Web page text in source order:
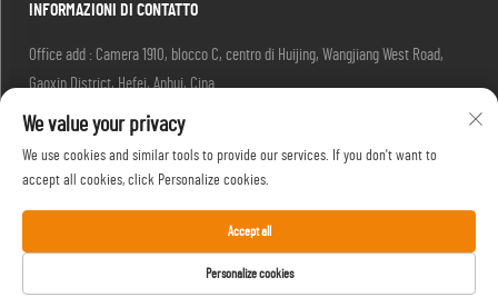
INFORMAZIONI DI CONTATTO
Office add : Camera 1910, blocco C, centro di Huijing, Wangjiang West Road,
Gaoxin District, Hefei, Anhui, Cina
Email:[email protected]
Tel.:13917680554
Copyright © 2024 by Hefei Silentbedding Co., Ltd. Informativa sulla privacy
We value your privacy
We use cookies and similar tools to provide our services. If you don't want to
accept all cookies, click Personalize cookies.
Personalize cookies
Accept all